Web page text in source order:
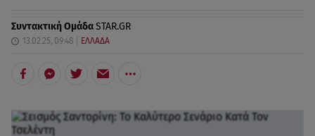
Συντακτική ΟμάδαSTAR.GR
13.02.25, 09:48 ΕΛΛΑΔΑ